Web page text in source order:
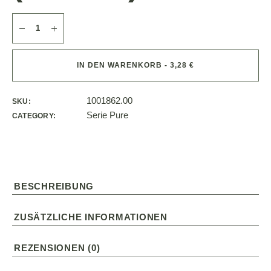
IN DEN WARENKORB - 3,28 €
SKU: 1001862.00
CATEGORY: Serie Pure
BESCHREIBUNG
ZUSÄTZLICHE INFORMATIONEN
REZENSIONEN (0)